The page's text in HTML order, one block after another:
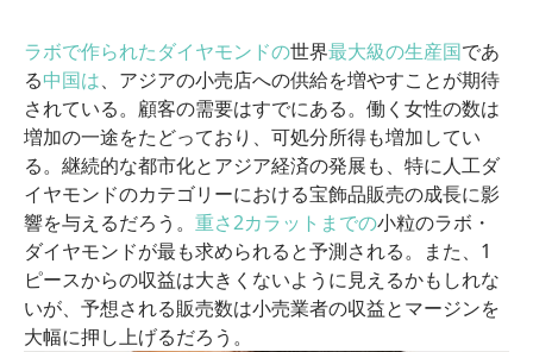
ラボで作られたダイヤモンドの世界最大級の生産国であ
る中国は、アジアの小売店への供給を増やすことが期待
されている。顧客の需要はすでにある。働く女性の数は
増加の一途をたどっており、可処分所得も増加してい
る。継続的な都市化とアジア経済の発展も、特に人工ダ
イヤモンドのカテゴリーにおける宝飾品販売の成長に影
響を与えるだろう。 重さ2カラットまでの小粒のラボ・
ダイヤモンドが最も求められると予測される。また、1
ピースからの収益は大きくないように見えるかもしれな
いが、予想される販売数は小売業者の収益とマージンを
大幅に押し上げるだろう。